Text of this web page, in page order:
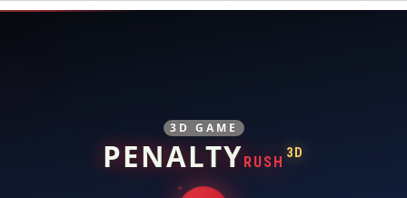
3D GAME
PENALTY RUSH
3D